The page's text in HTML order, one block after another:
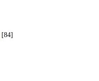
[84]